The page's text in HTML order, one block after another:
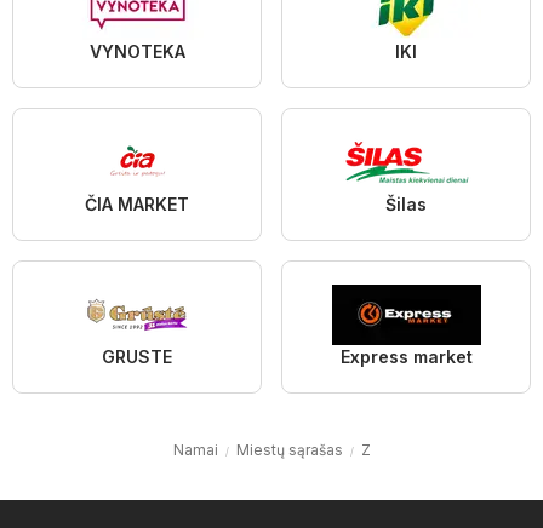
VYNOTEKA IKI
ČIA MARKET Šilas
GRUSTE Express market
Namai Miestų sąrašas Z